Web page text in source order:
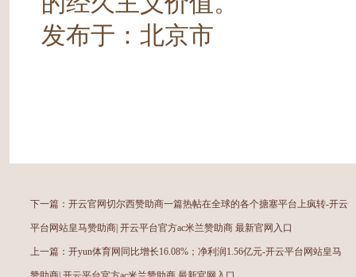
发布于：北京市
下一篇： 开云官网切尔西赞助商一篇热帖在全球的各个搪塞平台上疯转-开云
平台网站皇马赞助商| 开云平台官方ac米兰赞助商 最新官网入口
上一篇： 开yun体育网同比增长16.08%；净利润1.56亿元-开云平台网站皇马